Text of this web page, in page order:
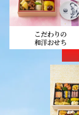
こだわりの
和洋おせち